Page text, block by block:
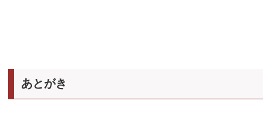
あとがき